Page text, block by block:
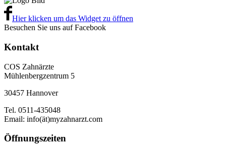
Hier klicken um das Widget zu öffnen
Besuchen Sie uns auf Facebook
Kontakt
COS Zahnärzte
Mühlenbergzentrum 5
30457 Hannover
Tel. 0511-435048
Email: info(ät)myzahnarzt.com
Öffnungszeiten